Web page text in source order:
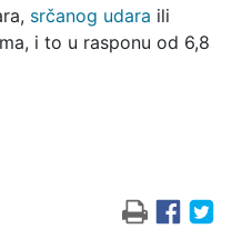
srčanog udara ili
i to u rasponu od 6,8